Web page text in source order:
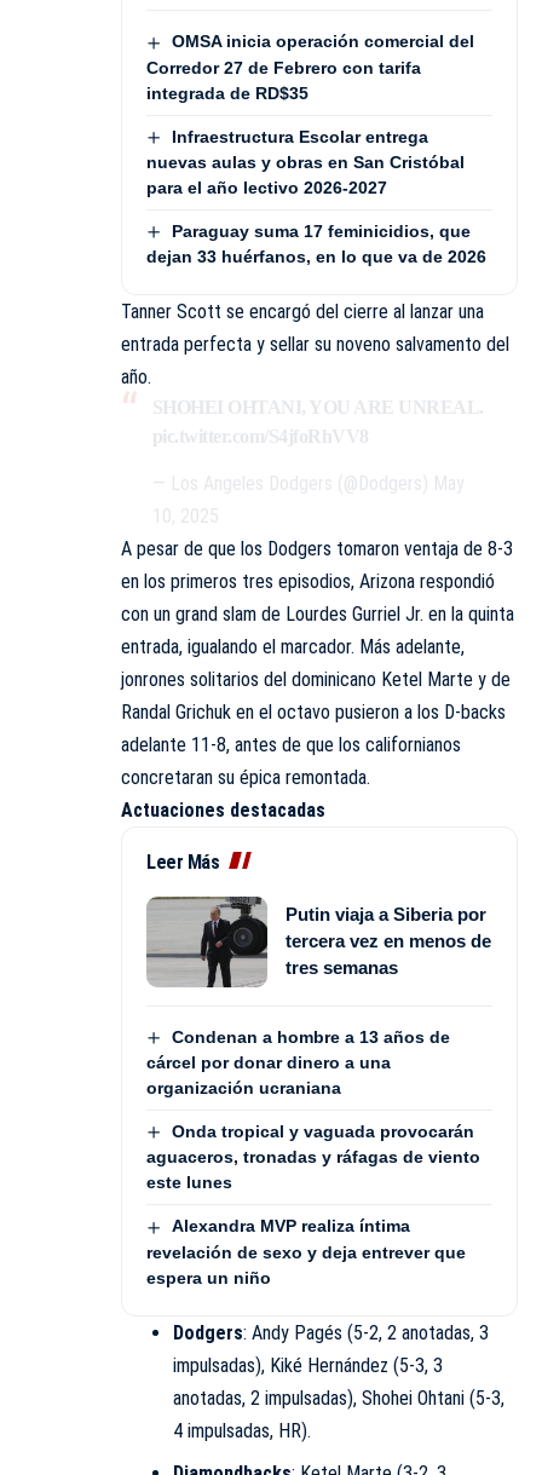
OMSA inicia operación comercial del
Corredor 27 de Febrero con tarifa
integrada de RD$35
Infraestructura Escolar entrega
nuevas aulas y obras en San Cristóbal
para el año lectivo 2026-2027
Paraguay suma 17 feminicidios, que
dejan 33 huérfanos, en lo que va de 2026
Tanner Scott se encargó del cierre al lanzar una
entrada perfecta y sellar su noveno salvamento del
año.
SHOHEI OHTANI, YOU ARE UNREAL.
pic.twitter.com/S4jfoRhVV8
— Los Angeles Dodgers (@Dodgers) May
10, 2025
A pesar de que los Dodgers tomaron ventaja de 8-3
en los primeros tres episodios, Arizona respondió
con un grand slam de Lourdes Gurriel Jr. en la quinta
entrada, igualando el marcador. Más adelante,
jonrones solitarios del dominicano Ketel Marte y de
Randal Grichuk en el octavo pusieron a los D-backs
adelante 11-8, antes de que los californianos
concretaran su épica remontada.
Actuaciones destacadas
Leer Más
Putin viaja a Siberia por
tercera vez en menos de
tres semanas
Condenan a hombre a 13 años de
cárcel por donar dinero a una
organización ucraniana
Onda tropical y vaguada provocarán
aguaceros, tronadas y ráfagas de viento
este lunes
Alexandra MVP realiza íntima
revelación de sexo y deja entrever que
espera un niño
Dodgers: Andy Pagés (5-2, 2 anotadas, 3
impulsadas), Kiké Hernández (5-3, 3
anotadas, 2 impulsadas), Shohei Ohtani (5-3,
4 impulsadas, HR).